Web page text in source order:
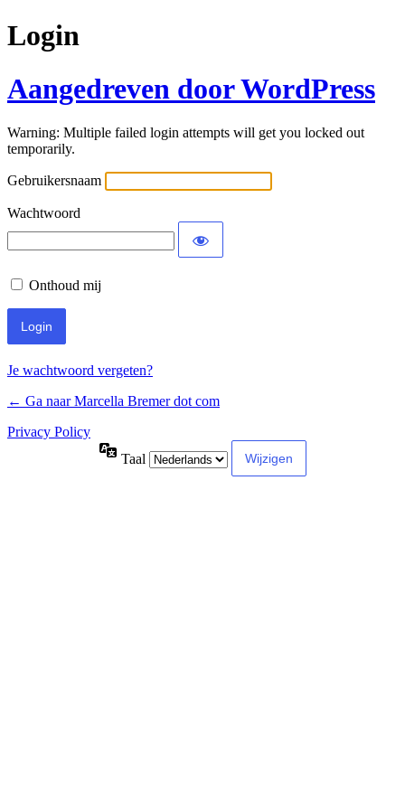
Login
Aangedreven door WordPress
Warning: Multiple failed login attempts will get you locked out
temporarily.
Gebruikersnaam
Wachtwoord
Onthoud mij
Je wachtwoord vergeten?
← Ga naar Marcella Bremer dot com
Privacy Policy
Taal